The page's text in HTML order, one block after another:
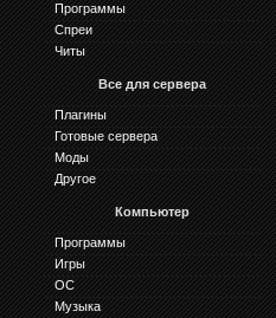
Программы
Спреи
Читы
Все для сервера
Плагины
Готовые сервера
Моды
Другое
Компьютер
Программы
Игры
ОС
Музыка